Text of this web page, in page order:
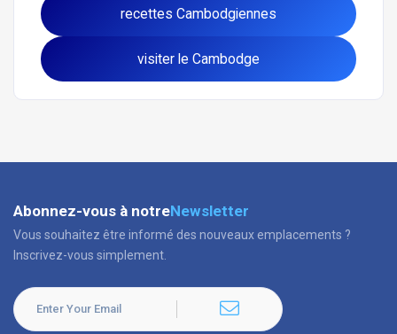
recettes Cambodgiennes
visiter le Cambodge
Abonnez-vous à notreNewsletter
Vous souhaitez être informé des nouveaux emplacements ?
Inscrivez-vous simplement.